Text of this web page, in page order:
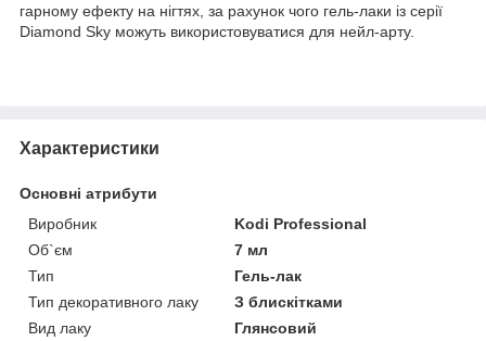
гарному ефекту на нігтях, за рахунок чого гель-лаки із серії
Diamond Sky можуть використовуватися для нейл-арту.
Характеристики
Основні атрибути
Виробник
Kodi Professional
Об`єм
7 мл
Тип
Гель-лак
Тип декоративного лаку
З блискітками
Вид лаку
Глянсовий